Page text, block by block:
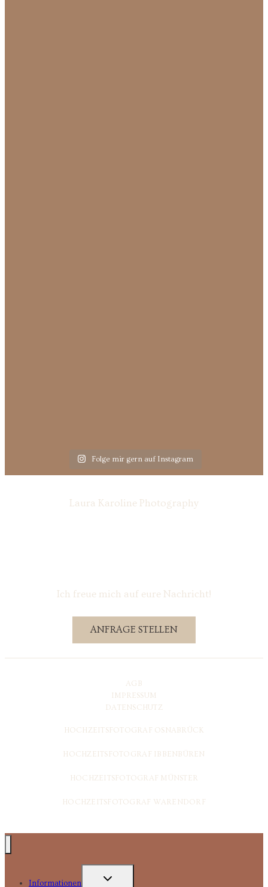
Folge mir gern auf Instagram
Laura Karoline Photography
Ich freue mich auf eure Nachricht!
ANFRAGE STELLEN
AGB
IMPRESSUM
DATENSCHUTZ
HOCHZEITSFOTOGRAF OSNABRÜCK
HOCHZEITSFOTOGRAF IBBENBÜREN
HOCHZEITSFOTOGRAF MÜNSTER
HOCHZEITSFOTOGRAF WARENDORF
Informationen
UNTERMENÜ